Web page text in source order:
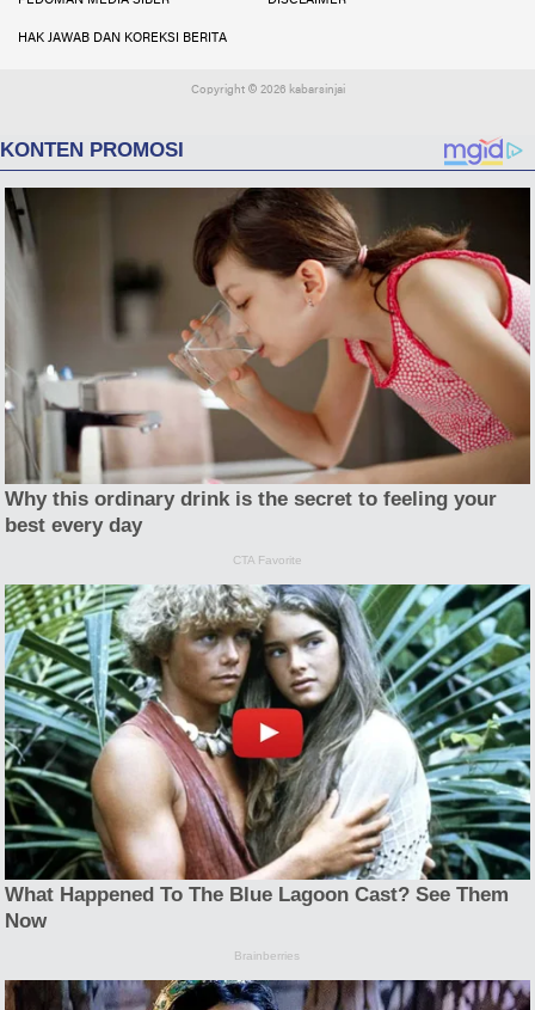
HAK JAWAB DAN KOREKSI BERITA
Copyright © 2026 kabarsinjai